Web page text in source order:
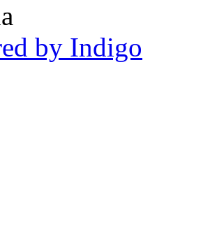
by Indigo